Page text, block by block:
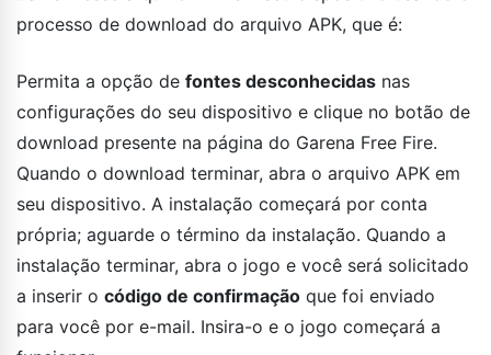
processo de download do arquivo APK, que é:
Permita a opção de fontes desconhecidas nas
configurações do seu dispositivo e clique no botão de
download presente na página do Garena Free Fire.
Quando o download terminar, abra o arquivo APK em
seu dispositivo. A instalação começará por conta
própria; aguarde o término da instalação. Quando a
instalação terminar, abra o jogo e você será solicitado
a inserir o código de confirmação que foi enviado
para você por e-mail. Insira-o e o jogo começará a